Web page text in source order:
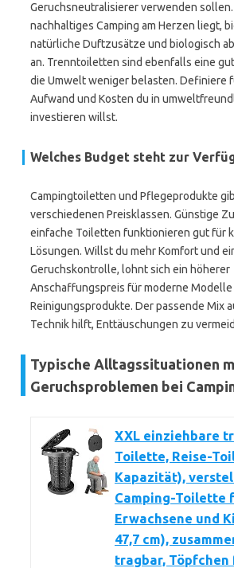
Geruchsneutralisierer verwenden
nachhaltiges Camping am Herzen liegt,
natürliche Duftzusätze und biologisch
an. Trenntoiletten sind ebenfalls eine
die Umwelt weniger belasten. Definiere
Aufwand und Kosten du in
investieren willst.
Welches Budget steht zur
Campingtoiletten und Pflegeprodukte
verschiedenen Preisklassen. Günstige
einfache Toiletten funktionieren gut für
Lösungen. Willst du mehr Komfort und
Geruchskontrolle, lohnt sich ein höherer
Anschaffungspreis für moderne
Reinigungsprodukte. Der passende Mix
Technik hilft, Enttäuschungen zu
Typische Alltagssituationen
Geruchsproblemen bei
XXL einziehbare
Toilette, Reise-
Kapazität),
Camping-Toilette
Erwachsene und
47,7 cm),
tragbar, Töpfchen